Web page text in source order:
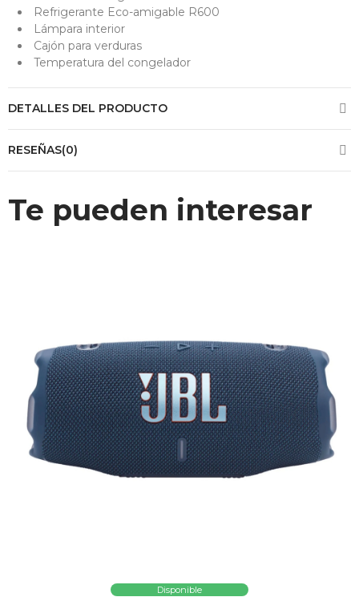
Refrigerante Eco-amigable R600
Lámpara interior
Cajón para verduras
Temperatura del congelador
DETALLES DEL PRODUCTO
RESEÑAS(0)
Te pueden interesar
Disponible